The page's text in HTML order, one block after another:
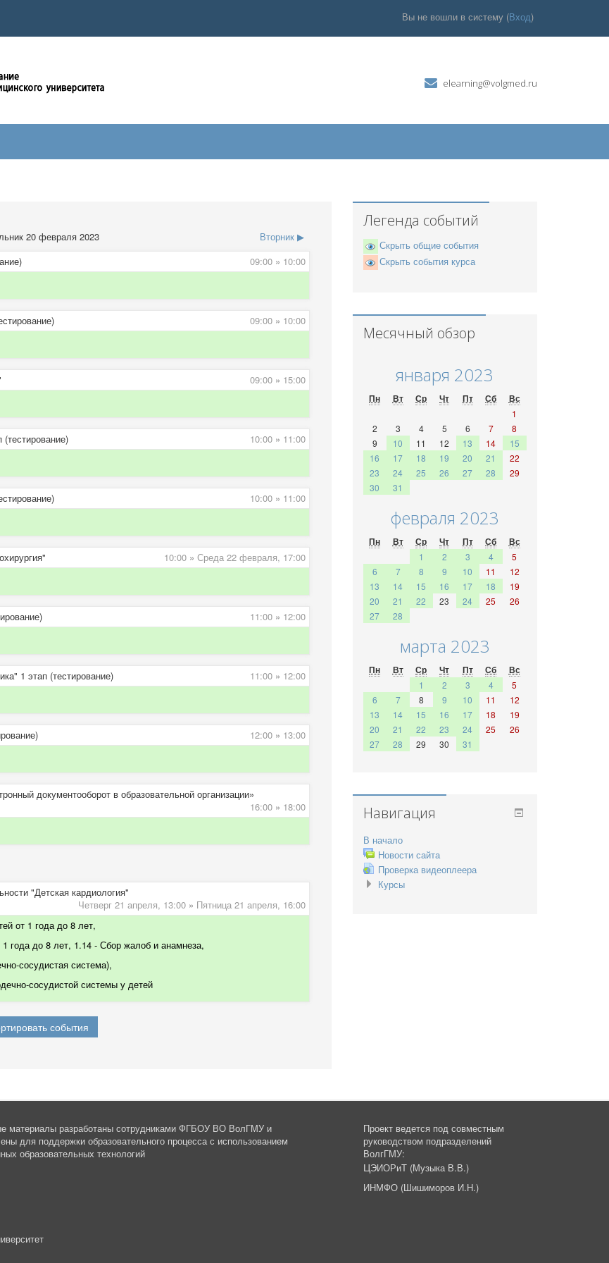
Вы не вошли в систему (Вход)
elearning@volgmed.ru
20 февраля 2023 Вторник ▶
09:00 » 10:00
09:00 » 10:00
09:00 » 15:00
10:00 » 11:00
10:00 » 11:00
10:00 » Среда 22 февраля, 17:00
11:00 » 12:00
1 этап (тестирование) 11:00 » 12:00
12:00 » 13:00
документооборот в образовательной организации»
16:00 » 18:00
"Детская кардиология"
Четверг 21 апреля, 13:00 » Пятница 21 апреля, 16:00
от 1 года до 8 лет,
года до 8 лет, 1.14 - Сбор жалоб и анамнеза,
сосудистая система),
сосудистой системы у детей
Легенда событий
Скрыть общие события
Скрыть события курса
Месячный обзор
января 2023
Пн Вт Ср Чт Пт Сб Вс
1
2
3 4 5 6 7
8
9
10 11 12 13 14
15
16
17 18 19 20 21
22
23
24 25 26 27 28
29
30
31
февраля 2023
Пн Вт Ср Чт Пт Сб Вс
1 2 3 4
5
6
7 8 9 10 11
12
13
14 15 16 17 18
19
20
21 22 23 24 25
26
27
28
марта 2023
Пн Вт Ср Чт Пт Сб Вс
1 2 3 4
5
6
7 8 9 10 11
12
13
14 15 16 17 18
19
20
21 22 23 24 25
26
27
28 29 30 31
Навигация
В начало
Новости сайта
Проверка видеоплеера
Курсы
материалы разработаны сотрудниками ФГБОУ ВО ВолГМУ и
для поддержки образовательного процесса с использованием
образовательных технологий
Проект ведется под совместным
руководством подразделений
ВолгГМУ:
ЦЭИОРиТ (Музыка В.В.)
ИНМФО (Шишиморов И.Н.)